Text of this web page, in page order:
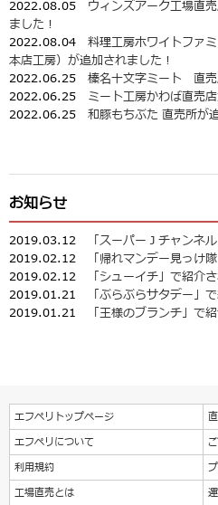
2022.08.05 ウィンズアーク工場直
ました！
2022.08.04 料理工房ホワイトファ
本店工房）が追加されました！
2022.06.25 榛名十文字ミート 直売
2022.06.25 ミート工房かわば直売
2022.06.25 和豚もちぶた 直売所が
お知らせ
2019.03.12
「スーパーＪチャンネ
2019.02.12
「帰れマンデー見っけ
2019.02.12
「シューイチ」で紹介
2019.01.21
「ぶらぶらサタデー」
2019.01.21
「王様のブランチ」で
エフペリトップページ
エフペリについて
利用規約
工場直売とは